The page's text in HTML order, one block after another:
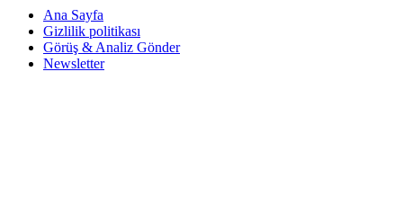
Ana Sayfa
Gizlilik politikası
Görüş & Analiz Gönder
Newsletter